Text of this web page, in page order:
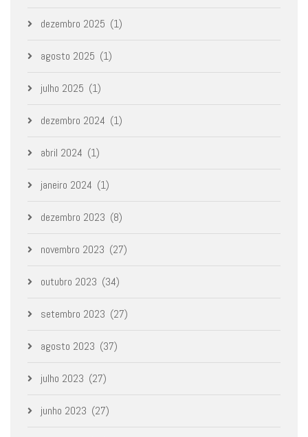
dezembro 2025 (1)
agosto 2025 (1)
julho 2025 (1)
dezembro 2024 (1)
abril 2024 (1)
janeiro 2024 (1)
dezembro 2023 (8)
novembro 2023 (27)
outubro 2023 (34)
setembro 2023 (27)
agosto 2023 (37)
julho 2023 (27)
junho 2023 (27)